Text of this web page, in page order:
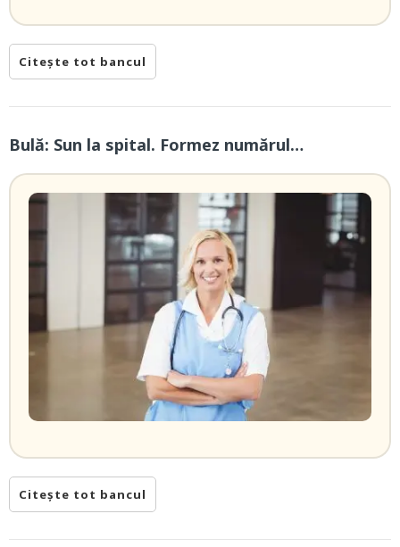
Citește tot bancul
Bulă: Sun la spital. Formez numărul…
Citește tot bancul